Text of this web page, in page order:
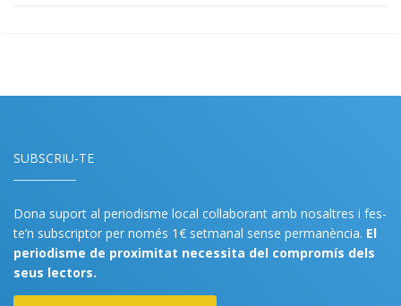
SUBSCRIU-TE
Dona suport al periodisme local col·laborant amb nosaltres i fes-
te’n subscriptor per només 1€ setmanal sense permanència. El
periodisme de proximitat necessita del compromís dels
seus lectors.